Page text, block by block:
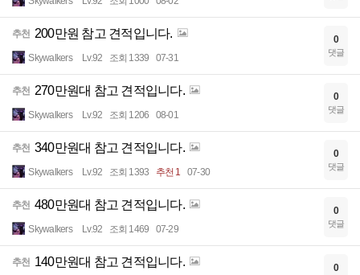
추천 200만원 참고 견적입니다.
Skywalkers Lv.92 조회 1339 07-31
0
댓글
추천 270만원대 참고 견적입니다.
Skywalkers Lv.92 조회 1206 08-01
0
댓글
추천 340만원대 참고 견적입니다.
Skywalkers Lv.92 조회 1393 추천 1 07-30
0
댓글
추천 480만원대 참고 견적입니다.
Skywalkers Lv.92 조회 1469 07-29
0
댓글
추천 140만원대 참고 견적입니다. 0